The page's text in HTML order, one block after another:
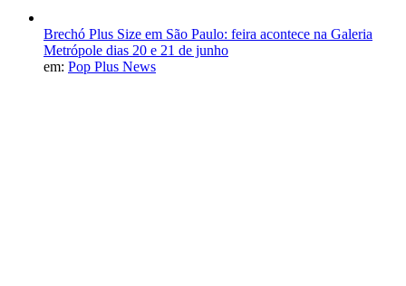
Brechó Plus Size em São Paulo: feira acontece na Galeria
Metrópole dias 20 e 21 de junho
em: Pop Plus News